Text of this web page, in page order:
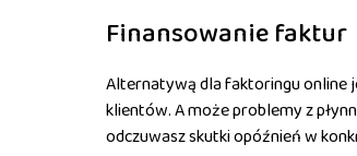
Finansowanie faktur
Alternatywą dla faktoringu online
klientów. A może problemy z
odczuwasz skutki opóźnień w